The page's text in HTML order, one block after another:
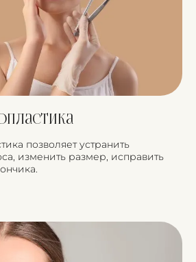
позволяет устранить
изменить размер, исправить